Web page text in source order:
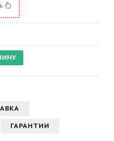
ГАРАНТИИ